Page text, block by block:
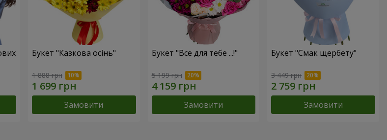
Букет "Казкова осінь"
1 888 грн
Замовити
Букет "Все для тебе ...!"
5 199 грн
Замовити
Букет "Смак щербету"
3 449 грн
Замовити